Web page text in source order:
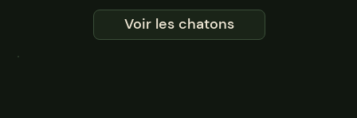
Voir les chatons